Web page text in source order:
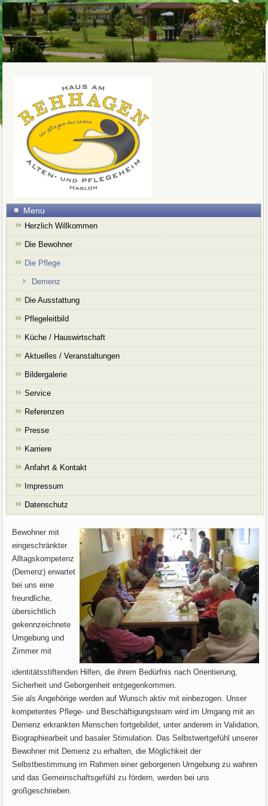
Menu
Herzlich Willkommen
Die Bewohner
Die Pflege
Demenz
Die Ausstattung
Pflegeleitbild
Küche / Hauswirtschaft
Aktuelles / Veranstaltungen
Bildergalerie
Service
Referenzen
Presse
Karriere
Anfahrt & Kontakt
Impressum
Datenschutz
Bewohner mit
eingeschränkter
Alltagskompetenz
(Demenz) erwartet
bei uns eine
freundliche,
übersichtlich
gekennzeichnete
Umgebung und
Zimmer mit
identitätsstiftenden Hilfen, die ihrem Bedürfnis nach Orientierung,
Sicherheit und Geborgenheit entgegenkommen.
Sie als Angehörige werden auf Wunsch aktiv mit einbezogen. Unser
kompetentes Pflege- und Beschäftigungsteam wird im Umgang mit an
Demenz erkrankten Menschen fortgebildet, unter anderem in Validation,
Biographiearbeit und basaler Stimulation. Das Selbstwertgefühl unserer
Bewohner mit Demenz zu erhalten, die Möglichkeit der
Selbstbestimmung im Rahmen einer geborgenen Umgebung zu wahren
und das Gemeinschaftsgefühl zu fördern, werden bei uns
großgeschrieben.